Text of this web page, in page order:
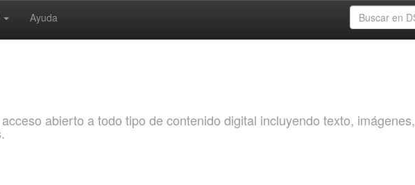
Ayuda
abierto a todo tipo de contenido digital incluyendo texto, imágenes,